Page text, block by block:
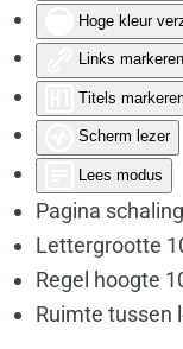
Hoge kleur
Links markeren
Titels
Scherm lezer
Lees modus
Pagina schaling
Lettergrootte
Regel hoogte
Ruimte tussen